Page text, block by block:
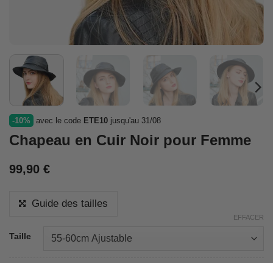
-10% avec le code ETE10 jusqu'au 31/08
Chapeau en Cuir Noir pour Femme
99,90 €
Guide des tailles
Taille
EFFACER